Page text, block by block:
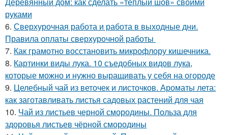
руками
6. Сверхурочная работа и работа в выходные дни.
Правила оплаты сверхурочной работы
7. Как грамотно восстановить микрофлору кишечника.
8. Картинки виды лука. 10 съедобных видов лука,
которые можно и нужно выращивать у себя на огороде
9. Целебный чай из веточек и листочков. Ароматы лета:
как заготавливать листья садовых растений для чая
10. Чай из листьев черной смородины. Польза для
здоровья листьев чёрной смородины